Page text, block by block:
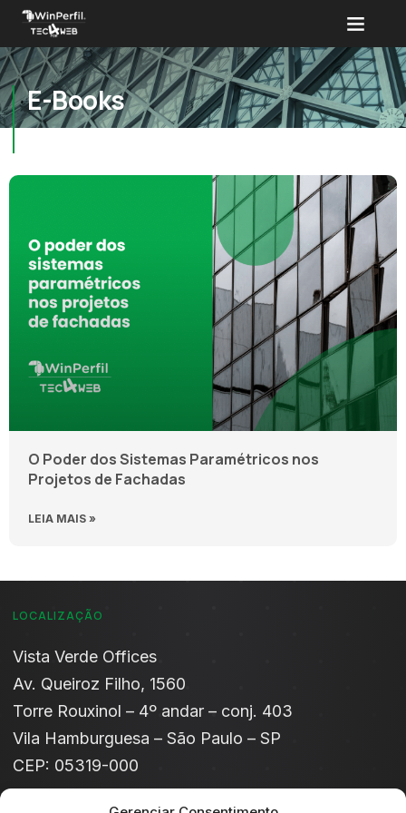
E-Books
O Poder dos Sistemas Paramétricos nos
Projetos de Fachadas
LEIA MAIS »
LOCALIZAÇÃO
Vista Verde Offices​
Av. Queiroz Filho, 1560
Torre Rouxinol – 4º andar – conj. 403
Vila Hamburguesa – São Paulo – SP
CEP: 05319-000